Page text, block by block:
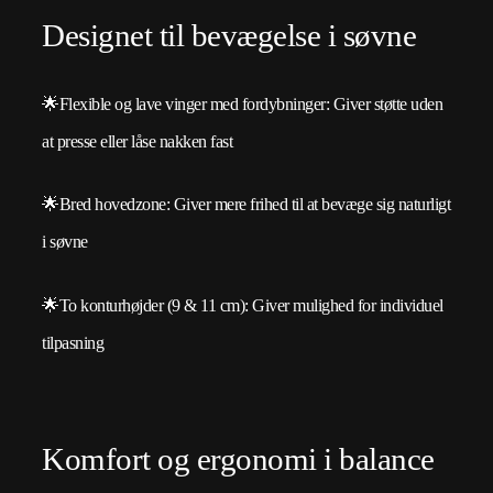
Designet til bevægelse i søvne
🌟Flexible og lave vinger med fordybninger: Giver støtte uden
at presse eller låse nakken fast
🌟Bred hovedzone: Giver mere frihed til at bevæge sig naturligt
i søvne
🌟To konturhøjder (9 & 11 cm): Giver mulighed for individuel
tilpasning
Komfort og ergonomi i balance